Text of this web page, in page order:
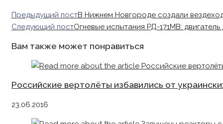
Read
more
Предыдущий постВ Нижнем Новгороде создали
Следующий постОгневые испытания РД-171МВ:
Вам также может понравиться
Российские вертолёты избавились от
23.06.2016